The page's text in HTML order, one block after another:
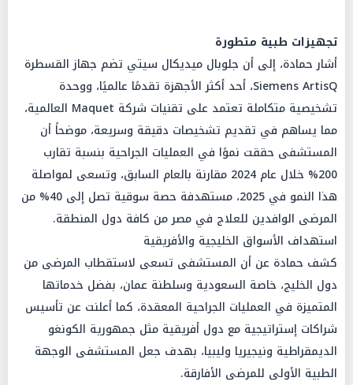
تجهيزات طبية متطورة
أشار حمادة، إلى أن جلوبال ميديكال سيتي تضم جهاز القسطرة
Siemens ArtisQ، أحد أكثر الأجهزة تقدمًا عالميًا، ووحدة
تشخيصية متكاملة تعتمد على تقنيات شركة Maquet العالمية،
مما يساهم في تقديم تشخيصات دقيقة وسريعة، موضحاً أن
المستشفى حققت نموًا في العمليات الجراحية بنسبة تقارب
200% خلال عام 2024 مقارنة بالعام السابق، وتسعى لمواصلة
هذا النمو في 2025، مستهدفة حصة سوقية تصل إلى 40% من
المرضى الوافدين للعلاج في مصر من كافة دول المنطقة.
استهداف الأسواق الخليجية والأفريقية
كشف حمادة عن أن المستشفى تسعى لاستقطاب المرضى من
دول الخليج، خاصة السعودية وسلطنة عمان، بفضل خدماتها
المتميزة في العمليات الجراحية المعقدة، كما أعلنت عن تأسيس
شراكات إستراتيجية مع دول أفريقية مثل جمهورية الكونغو
الديمقراطية ونيجيريا وليبيا، بهدف جعل المستشفى الوجهة
الطبية الأولى للمرضى الأفارقة.